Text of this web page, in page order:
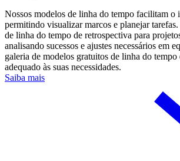
Nossos modelos de linha do tempo facilitam o
permitindo visualizar marcos e planejar
de linha do tempo de retrospectiva para
analisando sucessos e ajustes necessários em
galeria de modelos gratuitos de linha do tempo
adequado às suas necessidades.
Saiba mais